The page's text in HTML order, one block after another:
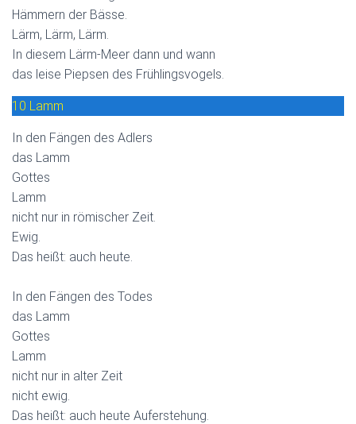
Hämmern der Bässe.
Lärm, Lärm, Lärm.
In diesem Lärm-Meer dann und wann
das leise Piepsen des Frühlingsvogels.
10 Lamm
In den Fängen des Adlers
das Lamm
Gottes
Lamm
nicht nur in römischer Zeit.
Ewig.
Das heißt: auch heute.
In den Fängen des Todes
das Lamm
Gottes
Lamm
nicht nur in alter Zeit
nicht ewig.
Das heißt: auch heute Auferstehung.